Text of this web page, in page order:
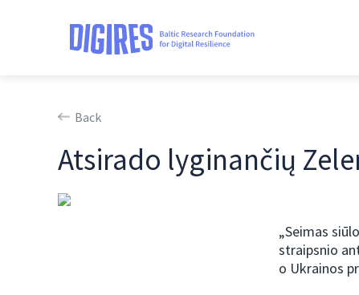
Back
Atsirado lyginančių
„Seimas
straipsnio
o Ukrainos